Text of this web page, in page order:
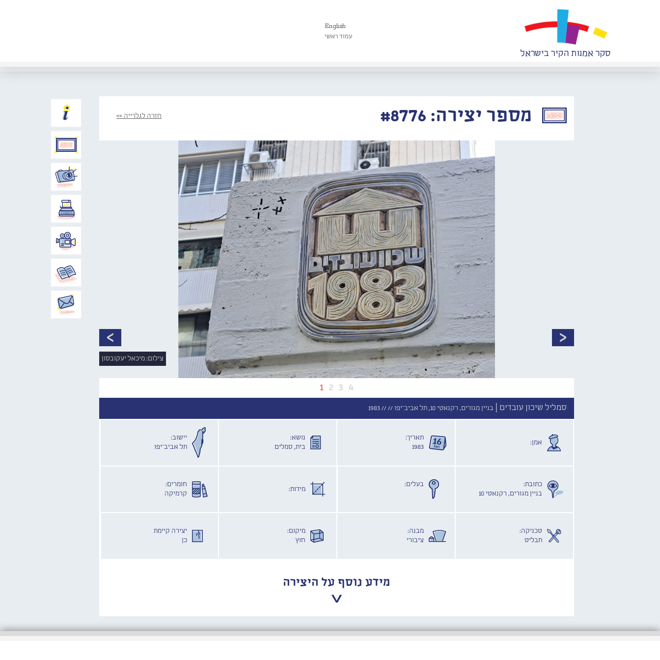
English
עמוד ראשי
מספר יצירה: #8776 חזרה לגלרייה >>
1 2 3 4
צילום: מיכאל יעקובסון
סמליל שיכון עובדים | בניין מגורים, רקנאטי 10, תל אביב־יפו // //
1983
אמן:
תאריך:
1983
נושא:
בית, סמלים
יישוב:
תל אביב־יפו
כתובת:
בניין מגורים, רקנאטי 10
בעלים:
מידות:
חומרים:
קרמיקה
טכניקה:
תבליט
מבנה:
ציבורי
מיקום:
חוץ
יצירה קיימת
כן
מידע נוסף על היצירה